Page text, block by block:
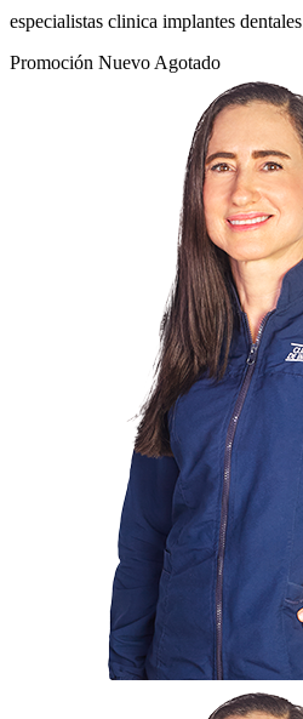
especialistas clinica implantes dentales
Promoción Nuevo Agotado